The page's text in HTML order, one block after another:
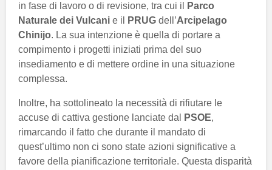
in fase di lavoro o di revisione, tra cui il
Parco
Naturale dei Vulcani e il PRUG dell’Arcipelago
Chinijo. La sua intenzione è quella di portare a
compimento i progetti iniziati prima del suo
insediamento e di mettere ordine in una situazione
complessa.
Inoltre, ha sottolineato la necessità di rifiutare le
accuse di cattiva gestione lanciate dal
PSOE,
rimarcando il fatto che durante il mandato di
quest’ultimo non ci sono state azioni significative a
favore della pianificazione territoriale. Questa disparità